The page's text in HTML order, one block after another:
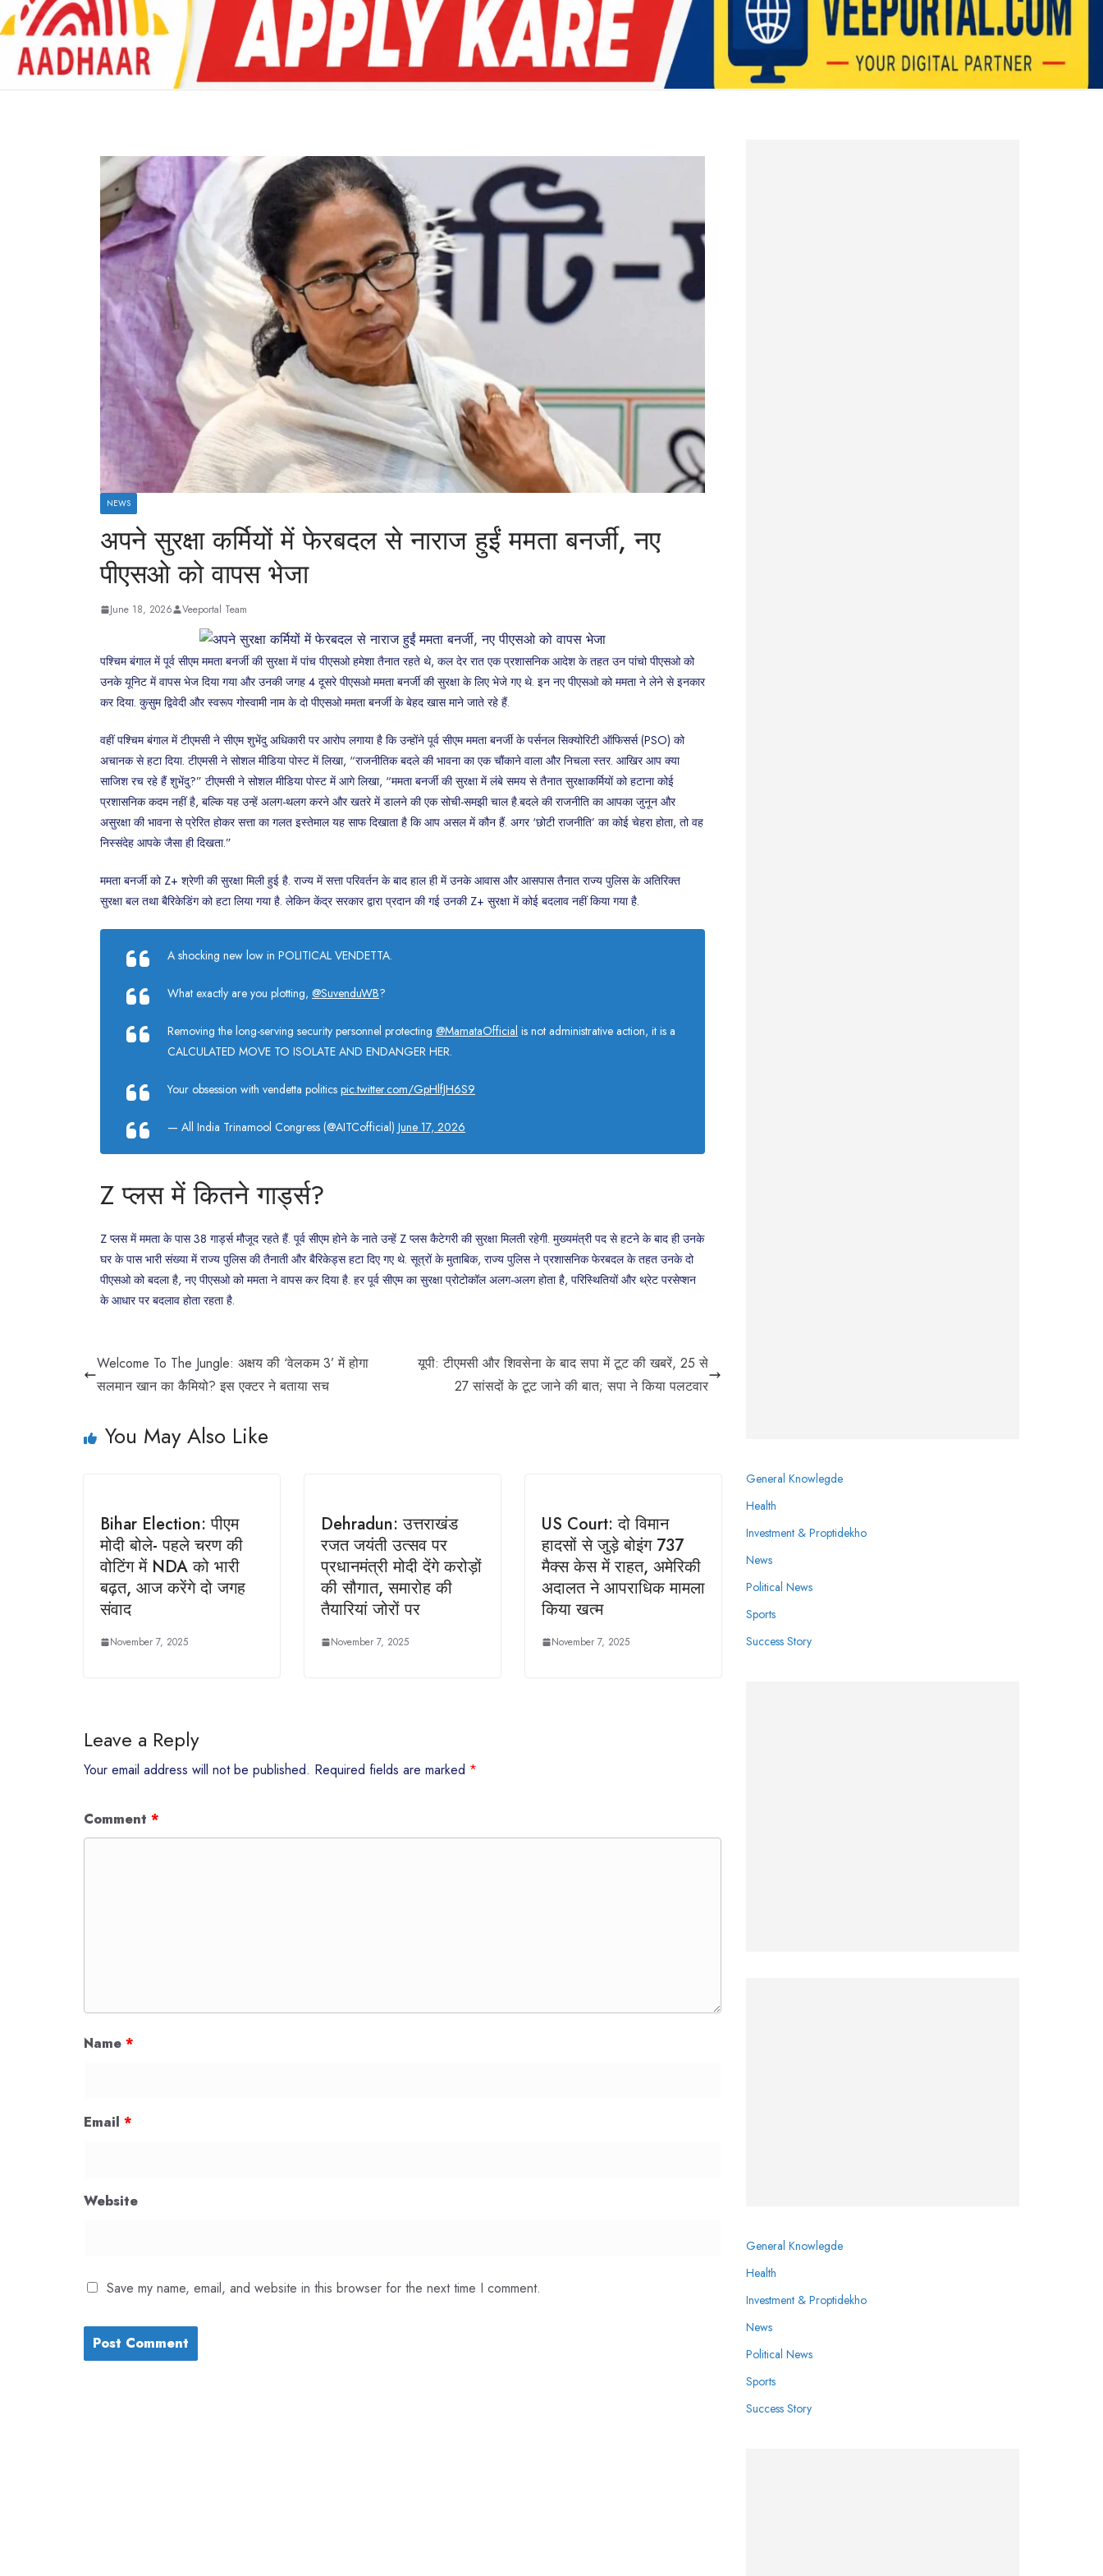
NEWS
अपने सुरक्षा कर्मियों में फेरबदल से नाराज हुईं ममता बनर्जी, नए
पीएसओ को वापस भेजा
June 18, 2026 Veeportal Team
पश्चिम बंगाल में पूर्व सीएम ममता बनर्जी की सुरक्षा में पांच पीएसओ हमेशा तैनात रहते थे, कल देर रात एक प्रशासनिक आदेश के तहत उन पांचो पीएसओ को
उनके यूनिट में वापस भेज दिया गया और उनकी जगह 4 दूसरे पीएसओ ममता बनर्जी की सुरक्षा के लिए भेजे गए थे. इन नए पीएसओ को ममता ने लेने से इनकार
कर दिया. कुसुम द्विवेदी और स्वरूप गोस्वामी नाम के दो पीएसओ ममता बनर्जी के बेहद खास माने जाते रहे हैं.
वहीं पश्चिम बंगाल में टीएमसी ने सीएम शुभेंदु अधिकारी पर आरोप लगाया है कि उन्होंने पूर्व सीएम ममता बनर्जी के पर्सनल सिक्योरिटी ऑफिसर्स (PSO) को
अचानक से हटा दिया. टीएमसी ने सोशल मीडिया पोस्ट में लिखा, “राजनीतिक बदले की भावना का एक चौंकाने वाला और निचला स्तर. आखिर आप क्या
साजिश रच रहे हैं शुभेंदु?” टीएमसी ने सोशल मीडिया पोस्ट में आगे लिखा, “ममता बनर्जी की सुरक्षा में लंबे समय से तैनात सुरक्षाकर्मियों को हटाना कोई
प्रशासनिक कदम नहीं है, बल्कि यह उन्हें अलग-थलग करने और खतरे में डालने की एक सोची-समझी चाल है.बदले की राजनीति का आपका जुनून और
असुरक्षा की भावना से प्रेरित होकर सत्ता का गलत इस्तेमाल यह साफ दिखाता है कि आप असल में कौन हैं. अगर ‘छोटी राजनीति’ का कोई चेहरा होता, तो वह
निस्संदेह आपके जैसा ही दिखता.”
ममता बनर्जी को Z+ श्रेणी की सुरक्षा मिली हुई है. राज्य में सत्ता परिवर्तन के बाद हाल ही में उनके आवास और आसपास तैनात राज्य पुलिस के अतिरिक्त
सुरक्षा बल तथा बैरिकेडिंग को हटा लिया गया है. लेकिन केंद्र सरकार द्वारा प्रदान की गई उनकी Z+ सुरक्षा में कोई बदलाव नहीं किया गया है.
A shocking new low in POLITICAL VENDETTA.
What exactly are you plotting, @SuvenduWB?
Removing the long-serving security personnel protecting @MamataOfficial is not administrative action, it is a
CALCULATED MOVE TO ISOLATE AND ENDANGER HER.
Your obsession with vendetta politics pic.twitter.com/GpHlfJH6S9
— All India Trinamool Congress (@AITCofficial) June 17, 2026
Z प्लस में कितने गार्ड्स?
Z प्लस में ममता के पास 38 गार्ड्स मौजूद रहते हैं. पूर्व सीएम होने के नाते उन्हें Z प्लस कैटेगरी की सुरक्षा मिलती रहेगी. मुख्यमंत्री पद से हटने के बाद ही उनके
घर के पास भारी संख्या में राज्य पुलिस की तैनाती और बैरिकेड्स हटा दिए गए थे. सूत्रों के मुताबिक, राज्य पुलिस ने प्रशासनिक फेरबदल के तहत उनके दो
पीएसओ को बदला है, नए पीएसओ को ममता ने वापस कर दिया है. हर पूर्व सीएम का सुरक्षा प्रोटोकॉल अलग-अलग होता है, परिस्थितियों और थ्रेट परसेप्शन
के आधार पर बदलाव होता रहता है.
Welcome To The Jungle: अक्षय की ‘वेलकम 3’ में होगा
सलमान खान का कैमियो? इस एक्टर ने बताया सच
यूपी: टीएमसी और शिवसेना के बाद सपा में टूट की खबरें, 25 से
27 सांसदों के टूट जाने की बात; सपा ने किया पलटवार
You May Also Like
Bihar Election: पीएम
मोदी बोले- पहले चरण की
वोटिंग में NDA को भारी
बढ़त, आज करेंगे दो जगह
संवाद
November 7, 2025
Dehradun: उत्तराखंड
रजत जयंती उत्सव पर
प्रधानमंत्री मोदी देंगे करोड़ों
की सौगात, समारोह की
तैयारियां जोरों पर
November 7, 2025
US Court: दो विमान
हादसों से जुड़े बोइंग 737
मैक्स केस में राहत, अमेरिकी
अदालत ने आपराधिक मामला
किया खत्म
November 7, 2025
Leave a Reply
Your email address will not be published. Required fields are marked *
Comment *
Name *
Email *
Website
Save my name, email, and website in this browser for the next time I comment.
General Knowlegde
Health
Investment & Proptidekho
News
Political News
Sports
Success Story
General Knowlegde
Health
Investment & Proptidekho
News
Political News
Sports
Success Story